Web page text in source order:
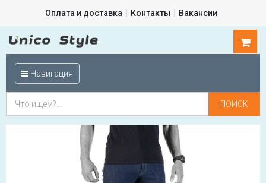
Оплата и доставка Контакты Вакансии
Навигация